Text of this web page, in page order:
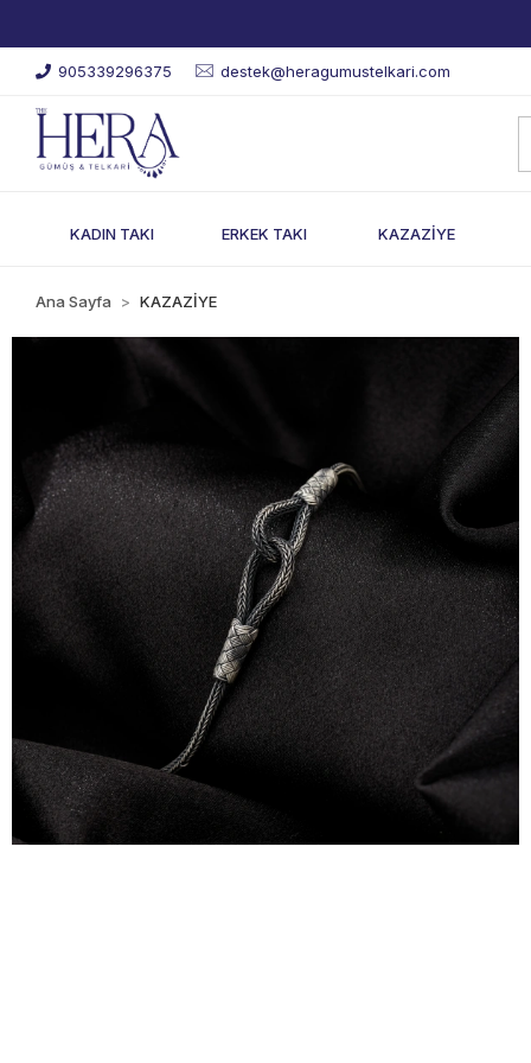
905339296375 destek@heragumustelkari.com
KADIN TAKI ERKEK TAKI KAZAZİYE
Ana Sayfa KAZAZİYE